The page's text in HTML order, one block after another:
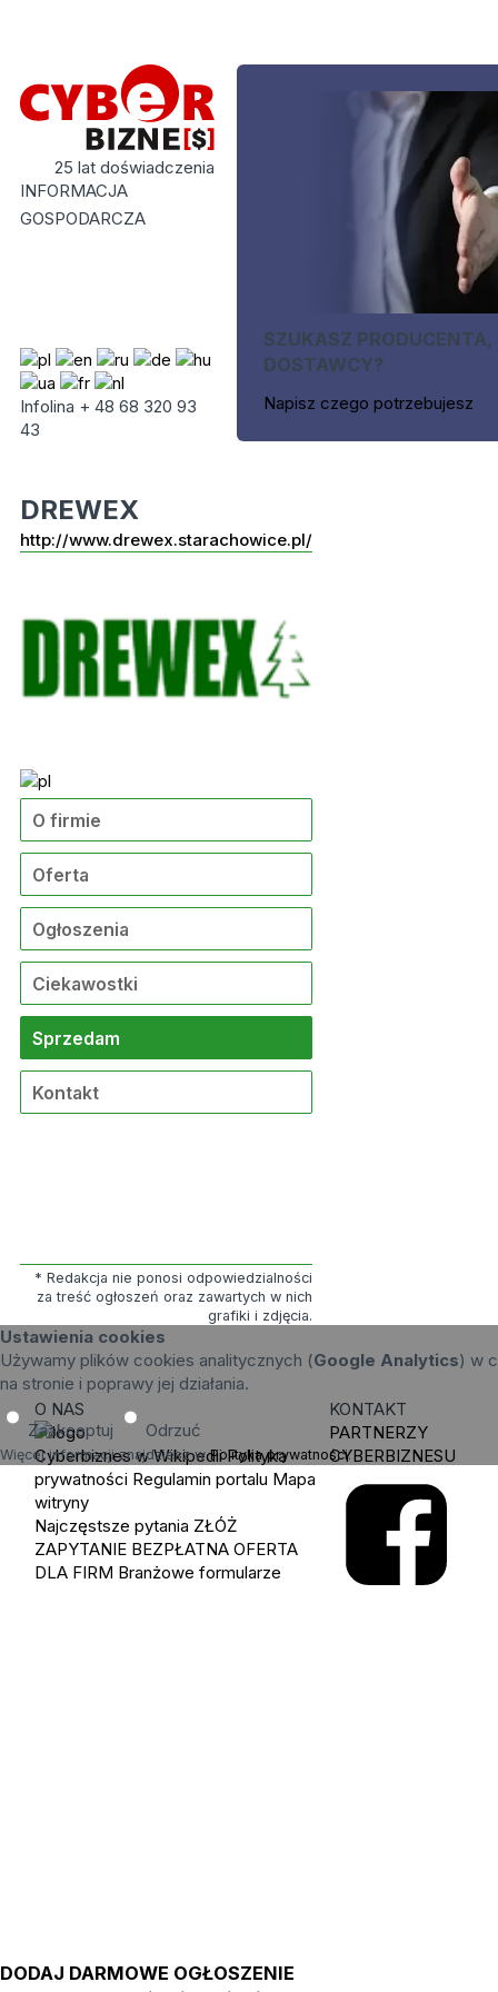
25 lat doświadczenia
INFORMACJA
GOSPODARCZA
Infolina + 48 68 320 93
43
SZUKASZ PRODUCENTA,
DOSTAWCY?
Napisz czego potrzebujesz
DREWEX
http://www.drewex.starachowice.pl/
O firmie
Oferta
Ogłoszenia
Ciekawostki
Sprzedam
Kontakt
* Redakcja nie ponosi odpowiedzialności
za treść ogłoszeń oraz zawartych w nich
grafiki i zdjęcia.
DODAJ DARMOWE OGŁOSZENIE
Ustawienia cookies
Używamy plików cookies analitycznych (Google Analytics) w
na stronie i poprawy jej działania.
Zaakceptuj Odrzuć
Więcej informacji znajdziesz wPolityka prywatności.
O NAS
Cyberbiznes w Wikipedii Polityka
prywatności Regulamin portalu Mapa
witryny
Najczęstsze pytania ZŁÓŻ
ZAPYTANIE BEZPŁATNA OFERTA
DLA FIRM Branżowe formularze
KONTAKT
PARTNERZY
CYBERBIZNESU